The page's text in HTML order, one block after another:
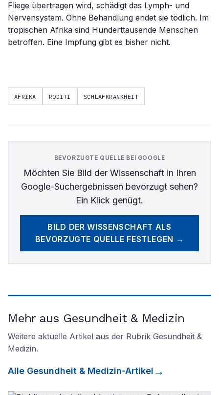
Fliege übertragen wird, schädigt das Lymph- und
Nervensystem. Ohne Behandlung endet sie tödlich. Im
tropischen Afrika sind Hunderttausende Menschen
betroffen. Eine Impfung gibt es bisher nicht.
AFRIKA RODITI SCHLAFKRANKHEIT
BEVORZUGTE QUELLE BEI GOOGLE
Möchten Sie Bild der Wissenschaftin Ihren
Google-Suchergebnissen bevorzugt sehen?
Ein Klick genügt.
BILD DER WISSENSCHAFT ALS
BEVORZUGTE QUELLE FESTLEGEN →
Mehr aus Gesundheit & Medizin
Weitere aktuelle Artikel aus der Rubrik Gesundheit &
Medizin.
Alle Gesundheit & Medizin-Artikel